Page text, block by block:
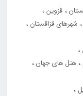
قزوین
شهرهای قزاقستان
هتل های جهان